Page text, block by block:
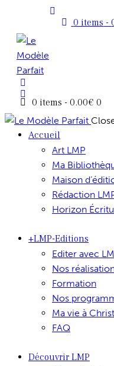
0 items -
0 items -0.00€ 0
Accueil
Art LMP
Ma
Maison
Rédaction
Horizon
+LMP-Editions
Editer avec
Nos
Formation
Nos
Ma vie à Christ
FAQ
Découvrir LMP